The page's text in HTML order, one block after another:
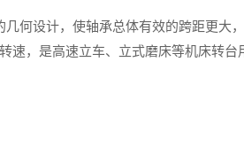
何设计，使轴承总体有效的跨距更大
速，是高速立车、立式磨床等机床转台